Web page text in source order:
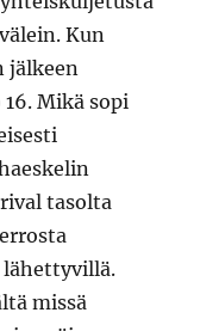
Kun
jälkeen
Mikä sopi
tasolta
lähettyvillä.
missä